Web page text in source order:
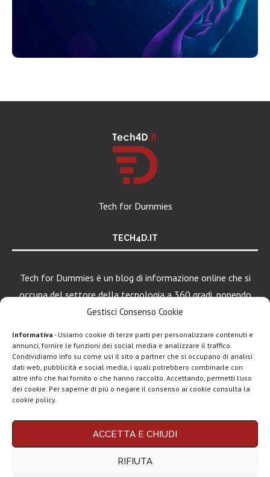
Gestisci Consenso Cookie
Informativa - Usiamo cookie di terze parti per personalizzare contenuti e
annunci, fornire le funzioni dei social media e analizzare il traffico.
Condividiamo info su come usi il sito a partner che si occupano di analisi
dati web, pubblicità e social media, i quali potrebbero combinarle con
altre info che hai fornito o che hanno raccolto. Accettando, permetti l’uso
dei cookie. Per saperne di più o negare il consenso ai cookie consulta la
cookie policy.
ACCETTA E CHIUDI
RIFIUTA
Tech for Dummies
TECH4D.IT
Tech for Dummies è un blog di informazione online che si
occupa del settore della tecnologia a 360 gradi, ponendo
una particolare attenzione al mondo Android, Apple e
Chi siamo Contatti Disclaimer Privacy policy
Questo blog non rappresenta una testata giornalistica in quanto viene aggiornato
LEGGI ANCHE
Apple lancia